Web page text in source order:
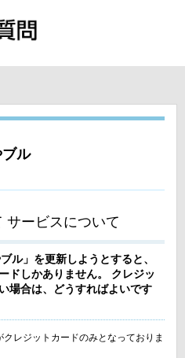
ル
サービスについて
ル」を更新しようとすると、
ドしかありません。 クレジッ
場合は、どうすればよいです
レジットカードのみとなっておりま